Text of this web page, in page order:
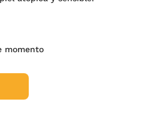
momento